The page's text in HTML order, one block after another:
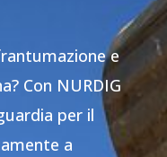
e
Con NURDIG
per il
a